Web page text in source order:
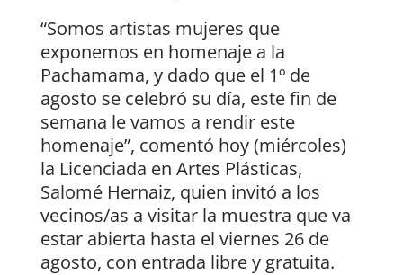
“Somos artistas mujeres que
exponemos en homenaje a la
Pachamama, y dado que el 1º de
agosto se celebró su día, este fin de
semana le vamos a rendir este
homenaje”, comentó hoy (miércoles)
la Licenciada en Artes Plásticas,
Salomé Hernaiz, quien invitó a los
vecinos/as a visitar la muestra que va
estar abierta hasta el viernes 26 de
agosto, con entrada libre y gratuita.